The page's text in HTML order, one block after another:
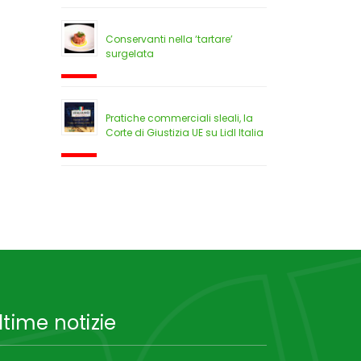
Conservanti nella ‘tartare’
surgelata
Pratiche commerciali sleali, la
Corte di Giustizia UE su Lidl Italia
notizie